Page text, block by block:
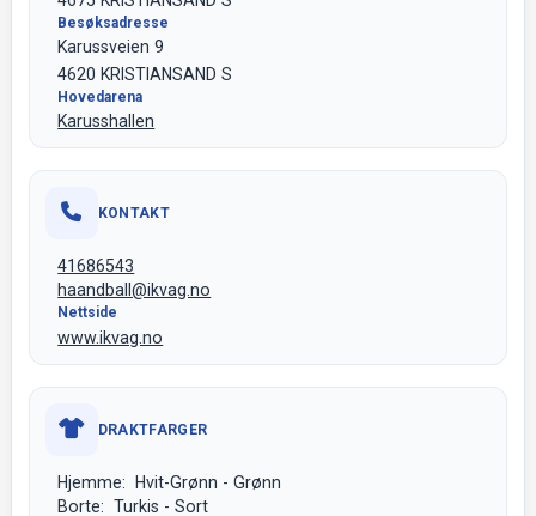
Besøksadresse
Karussveien 9
4620 KRISTIANSAND S
Hovedarena
Karusshallen
KONTAKT
41686543
haandball@ikvag.no
Nettside
www.ikvag.no
DRAKTFARGER
Hjemme: Hvit-Grønn - Grønn
Borte: Turkis - Sort